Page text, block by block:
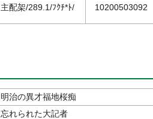
主配架/289.1/ﾌｸﾁ*ﾄ/ 10200503092
明治の異才福地桜痴
忘れられた大記者